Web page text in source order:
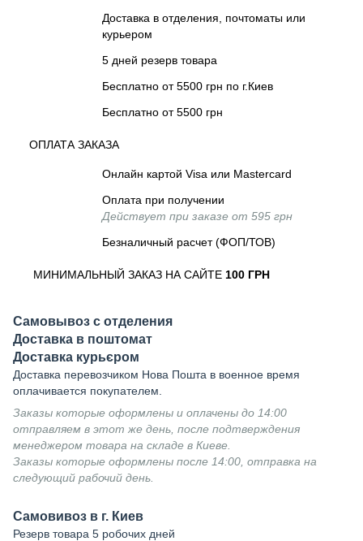
Доставка в отделения, почтоматы или
курьером
5 дней резерв товара
Бесплатно от 5500 грн по г.Киев
Бесплатно от 5500 грн
ОПЛАТА ЗАКАЗА
Онлайн картой Visa или Mastercard
Оплата при получении
Действует при заказе от 595 грн
Безналичный расчет (ФОП/ТОВ)
МИНИМАЛЬНЫЙ ЗАКАЗ НА САЙТЕ 100 ГРН
Самовывоз с отделения
Доставка в поштомат
Доставка курьєром
Доставка перевозчиком Нова Пошта в военное время
оплачивается покупателем.
Заказы которые оформлены и оплачены до 14:00
отправляем в этот же день, после подтверждения
менеджером товара на складе в Киеве.
Заказы которые оформлены после 14:00, отправка на
следующий рабочий день.
Самовивоз в г. Киев
Резерв товара 5 робочих дней